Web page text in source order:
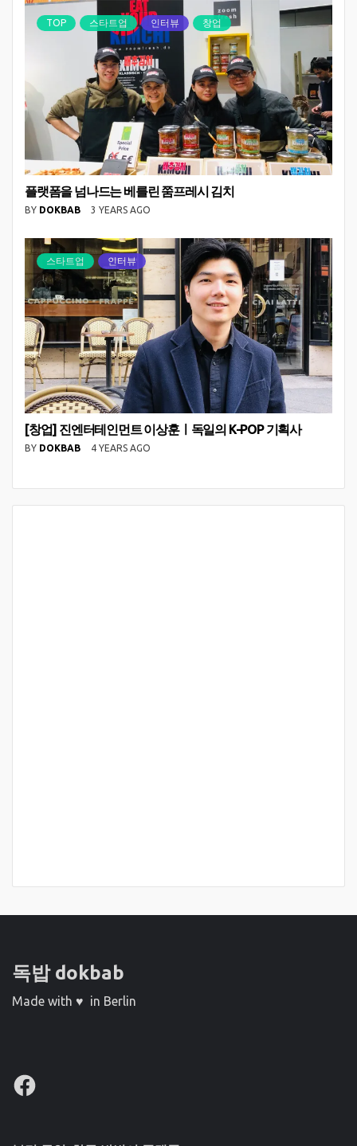
TOP 스타트업 인터뷰 창업
플랫폼을 넘나드는 베를린 쭘프레시 김치
BY DOKBAB 3 YEARS AGO
스타트업 인터뷰
[창업] 진엔터테인먼트 이상훈ㅣ독일의 K-POP 기획사
BY DOKBAB 4 YEARS AGO
독밥 dokbab
Made with ♥ in Berlin
Facebook